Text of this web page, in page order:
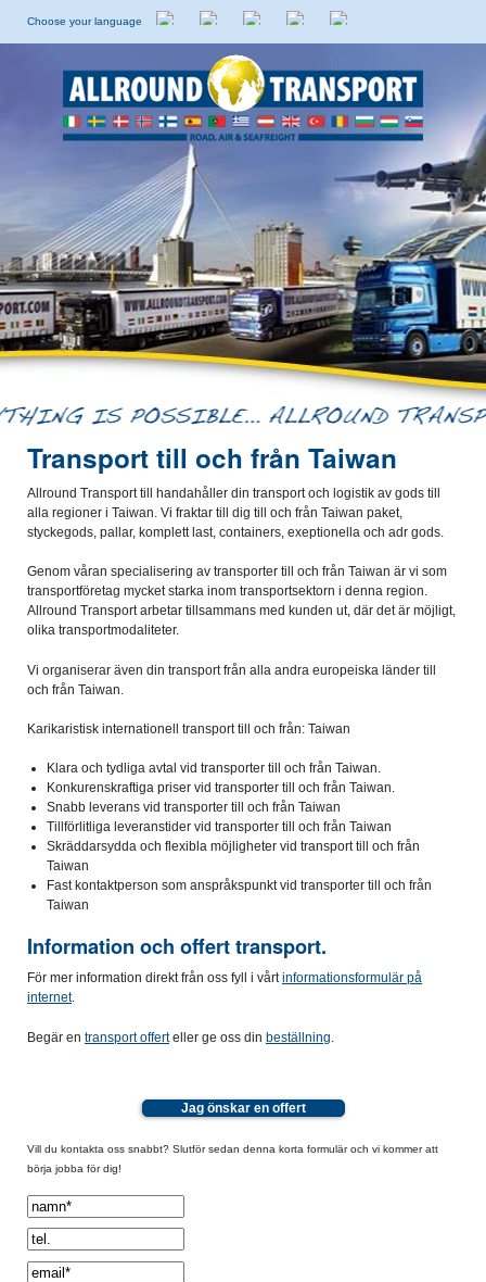
Choose your language
HolländskaEngelskaItalienskaSpanskaSvenska
Transport till och från Taiwan
Allround Transport till handahåller din transport och logistik av gods till
alla regioner i Taiwan. Vi fraktar till dig till och från Taiwan paket,
styckegods, pallar, komplett last, containers, exeptionella och adr gods.
Genom våran specialisering av transporter till och från Taiwan är vi som
transportföretag mycket starka inom transportsektorn i denna region.
Allround Transport arbetar tillsammans med kunden ut, där det är möjligt,
olika transportmodaliteter.
Vi organiserar även din transport från alla andra europeiska länder till
och från Taiwan.
Karikaristisk internationell transport till och från: Taiwan
Klara och tydliga avtal vid transporter till och från Taiwan.
Konkurenskraftiga priser vid transporter till och från Taiwan.
Snabb leverans vid transporter till och från Taiwan
Tillförlitliga leveranstider vid transporter till och från Taiwan
Skräddarsydda och flexibla möjligheter vid transport till och från
Taiwan
Fast kontaktperson som anspråkspunkt vid transporter till och från
Taiwan
Information och offert transport.
För mer information direkt från oss fyll i vårtinformationsformulär på
internet.
Begär en transport offerteller ge oss din beställning
Jag önskar en offert
Vill du kontakta oss snabbt? Slutför sedan denna korta formulär och vi kommer att
börja jobba för dig!